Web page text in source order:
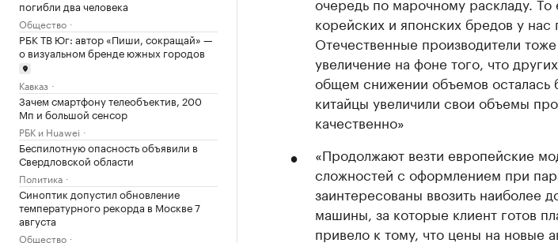
погибли два человека
Общество
РБК ТВ Юг: автор «Пиши, сокращай» —
о визуальном бренде южных городов
Кавказ
Зачем смартфону телеобъектив, 200
Мп и большой сенсор
РБК и Huawei
Беспилотную опасность объявили в
Свердловской области
Политика
Синоптик допустил обновление
температурного рекорда в Москве 7
августа
Общество
корейских и японских бредов у нас
Отечественные производители
увеличение на фоне того, что
общем снижении объемов осталась
китайцы увеличили свои объемы
качественно»
«Продолжают везти европейские
сложностей с оформлением при
заинтересованы ввозить наиболее
машины, за которые клиент готов
привело к тому, что цены на новые